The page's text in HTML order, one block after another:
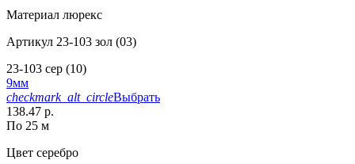
Материал люрекс
Артикул 23-103 зол (03)
23-103 сер (10)
9мм
checkmark_alt_circleВыбрать
138.47 р.
По 25 м
Цвет серебро